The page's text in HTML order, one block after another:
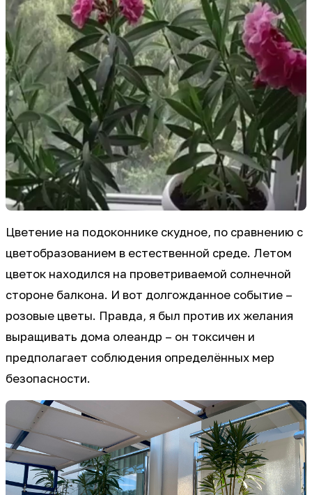
Цветение на подоконнике скудное, по сравнению с
цветобразованием в естественной среде. Летом
цветок находился на проветриваемой солнечной
стороне балкона. И вот долгожданное событие –
розовые цветы. Правда, я был против их желания
выращивать дома олеандр – он токсичен и
предполагает соблюдения определённых мер
безопасности.